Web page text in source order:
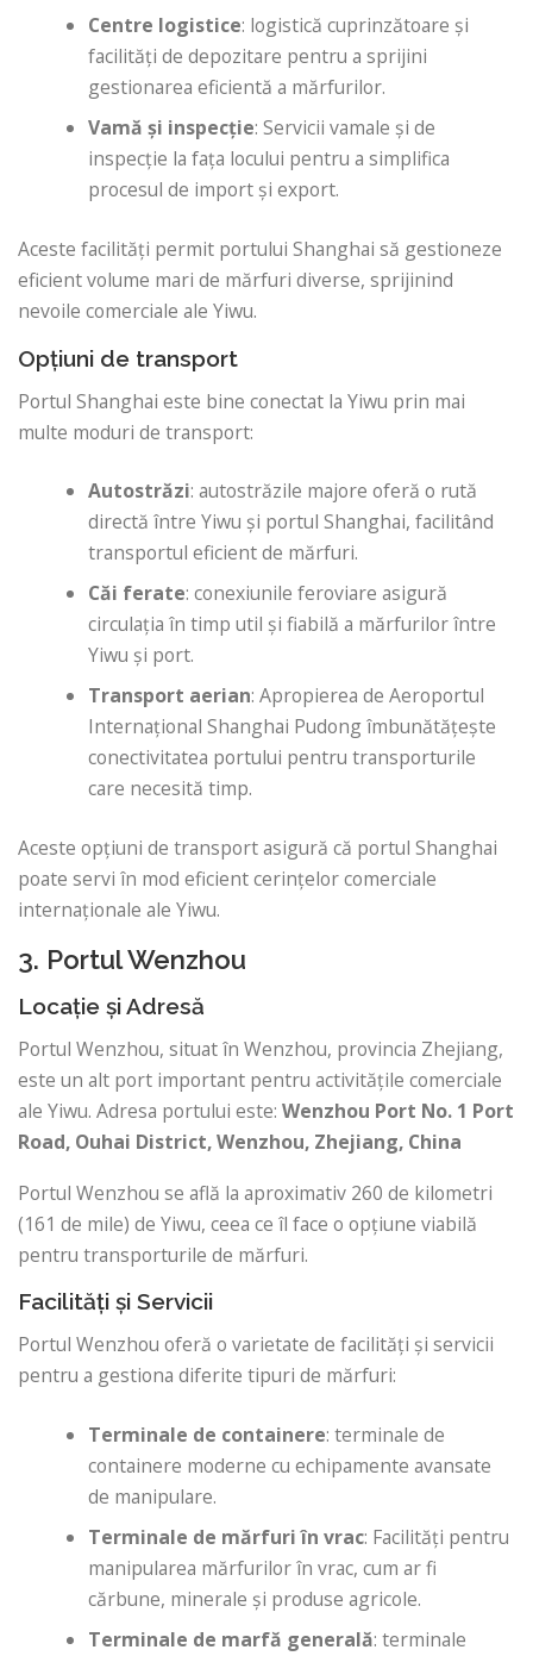
Centre logistice: logistică cuprinzătoare și
facilități de depozitare pentru a sprijini
gestionarea eficientă a mărfurilor.
Vamă și inspecție: Servicii vamale și de
inspecție la fața locului pentru a simplifica
procesul de import și export.
Aceste facilități permit portului Shanghai să gestioneze
eficient volume mari de mărfuri diverse, sprijinind
nevoile comerciale ale Yiwu.
Opțiuni de transport
Portul Shanghai este bine conectat la Yiwu prin mai
multe moduri de transport:
Autostrăzi: autostrăzile majore oferă o rută
directă între Yiwu și portul Shanghai, facilitând
transportul eficient de mărfuri.
Căi ferate: conexiunile feroviare asigură
circulația în timp util și fiabilă a mărfurilor între
Yiwu și port.
Transport aerian: Apropierea de Aeroportul
Internațional Shanghai Pudong îmbunătățește
conectivitatea portului pentru transporturile
care necesită timp.
Aceste opțiuni de transport asigură că portul Shanghai
poate servi în mod eficient cerințelor comerciale
internaționale ale Yiwu.
3. Portul Wenzhou
Locație și Adresă
Portul Wenzhou, situat în Wenzhou, provincia Zhejiang,
este un alt port important pentru activitățile comerciale
ale Yiwu. Adresa portului este: Wenzhou Port No. 1 Port
Road, Ouhai District, Wenzhou, Zhejiang, China
Portul Wenzhou se află la aproximativ 260 de kilometri
(161 de mile) de Yiwu, ceea ce îl face o opțiune viabilă
pentru transporturile de mărfuri.
Facilități și Servicii
Portul Wenzhou oferă o varietate de facilități și servicii
pentru a gestiona diferite tipuri de mărfuri:
Terminale de containere: terminale de
containere moderne cu echipamente avansate
de manipulare.
Terminale de mărfuri în vrac: Facilități pentru
manipularea mărfurilor în vrac, cum ar fi
cărbune, minerale și produse agricole.
Terminale de marfă generală: terminale